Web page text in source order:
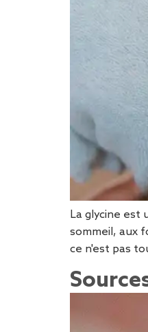
La glycine est
sommeil, aux
ce n'est pas